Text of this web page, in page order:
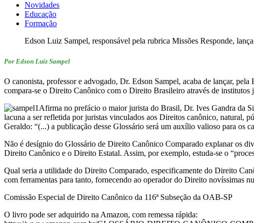
Novidades
Educação
Formação
Edson Luiz Sampel, responsável pela rubrica Missões Responde,
Por Edson Luiz Sampel
O canonista, professor e advogado, Dr. Edson Sampel, acaba de lançar,
compara-se o Direito Canônico com o Direito Brasileiro através de institutos
Afirma no prefácio o maior jurista do Brasil, Dr. Ives Gandra da
lacuna a ser refletida por juristas vinculados aos Direitos canônico, natural,
Geraldo: “(...) a publicação desse Glossário será um auxílio valioso para os
Não é desígnio do Glossário de Direito Canônico Comparado explanar os
Direito Canônico e o Direito Estatal. Assim, por exemplo, estuda-se o
Qual seria a utilidade do Direito Comparado, especificamente do Direito
com ferramentas para tanto, fornecendo ao operador do Direito novíssimas
Comissão Especial de Direito Canônico da 116ª Subseção da OAB-SP
O livro pode ser adquirido na Amazon, com remessa rápida: